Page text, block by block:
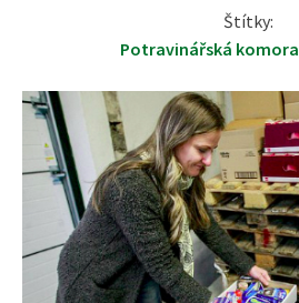
Štítky:
Potravinářská komora